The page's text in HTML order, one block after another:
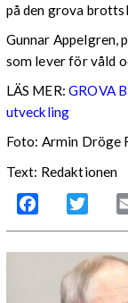
på den grova
Gunnar Appelgren,
som lever för våld
LÄS MER:GROVA
utveckling
Foto: Armin Dröge
Text: Redaktionen
Facebook